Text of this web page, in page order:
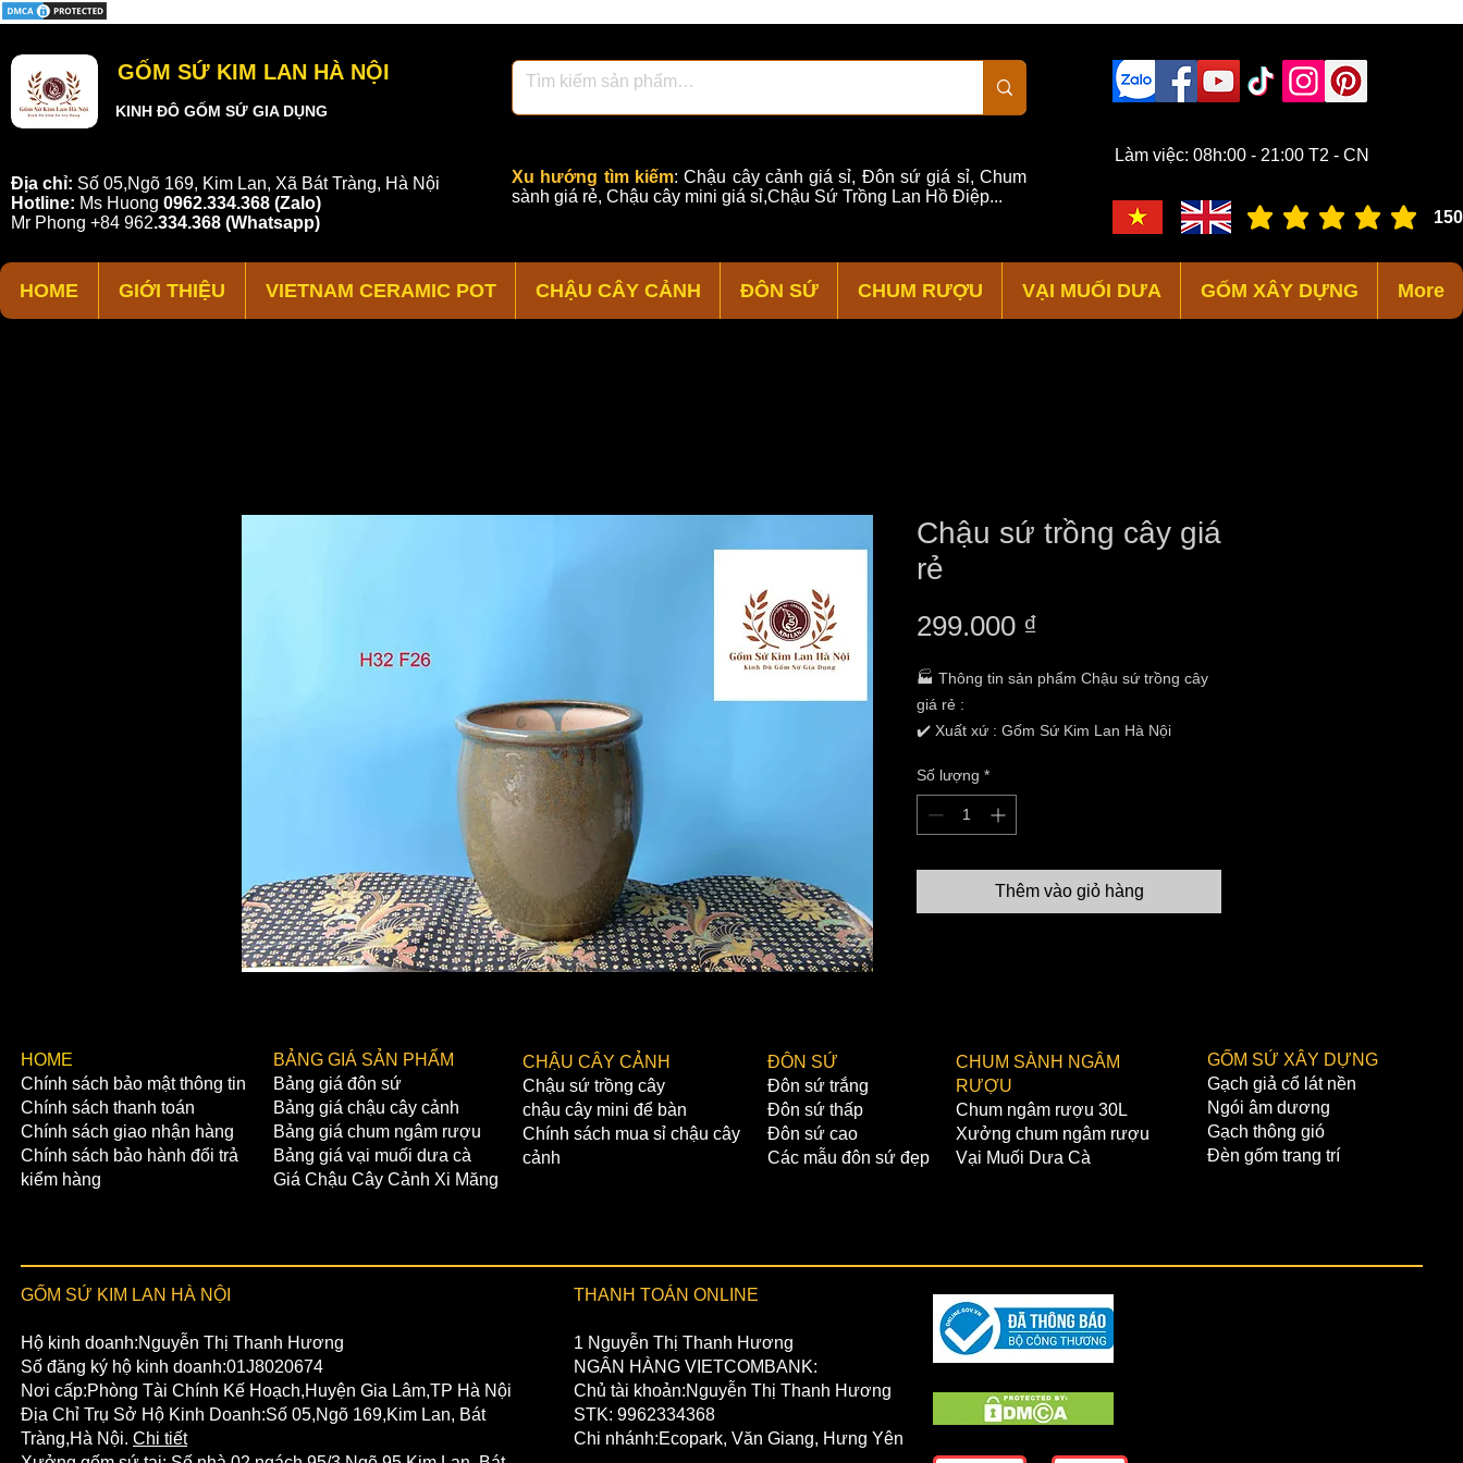
Chậu sứ trồng cây giá
rẻ
299.000 ₫
🏭 Thông tin sản phẩm Chậu sứ trồng cây
giá rẻ :
✔️ Xuất xứ : Gốm Sứ Kim Lan Hà Nội
Hương
✔️ Địa chỉ :Thôn 03 ,Xã Kim Lan,Huyện Gia
Lâm,TP Hà Nội
✔️ Chất liệu: gốm sứ
✔️ Kích thước: H32 F26, H là chiều cao,F
THANH TOÁN ONLINE
✔️1 NGÂN HÀNG VIETCOMBANK:
Chủ tài khoản:Nguyễn Ngọc Phóng
STK: 0021000355051
Số lượng *
Thêm vào giỏ hàng
Làm việc: 08h:00 - 21:00 T2 - CN
Xu hướng tìm kiếm:Chậu cây cảnh giá sỉ, Đôn sứ giá sỉ,Chum
sành giá rẻ, Chậu cây mini giá sỉ,Chậu Sứ Trồng Lan Hồ Điệp...
Địa chỉ: Số 05,Ngõ 169, Kim Lan, Xã Bát Tràng, Hà Nội
Hotline: Ms Huong 0962.334.368 (Zalo)
Mr Phong +84 962.334.368 (Whatsapp)
KINH ĐÔ GỐM SỨ GIA DỤNG
GỐM SỨ KIM LAN HÀ NỘI
HOME GIỚI THIỆU VIETNAM CERAMIC POT CHẬU CÂY CẢNH ĐÔN SỨ CHUM RƯỢU VẠI MUỐI DƯA GỐM XÂY DỰNG More
150
đánh giá trung bình là 3 /
​HOME
Chính sách bảo mật thông tin
Chính sách thanh toán
Chính sách giao nhận hàng
Chính sách bảo hành đổi trả
kiểm hàng
BẢNG GIÁ SẢN PHẨM
Bảng giá đôn sứ
Bảng giá chậu cây cảnh
Bảng giá chum ngâm rượu
Bảng giá vại muối dưa cà
Giá Chậu Cây Cảnh Xi Măng
CHẬU CÂY CẢNH
Chậu sứ trồng cây
chậu cây mini để bàn
Chính sách mua sỉ chậu cây
cảnh
ĐÔN SỨ
Đôn sứ trắng
Đôn sứ thấp
Đôn sứ cao
Các mẫu đôn sứ đẹp
CHUM SÀNH NGÂM
RƯỢU
Chum ngâm rượu 30L
Xưởng chum ngâm rượu
Vại Muối Dưa Cà
GỐM SỨ XÂY DỰNG
Gạch giả cổ lát nền
Ngói âm dương
Gạch thông gió
Đèn gốm trang trí
GỐM SỨ KIM LAN HÀ NỘI
Hộ kinh doanh:Nguyễn Thị Thanh Hương
Số đăng ký hộ kinh doanh:01J8020674
Nơi cấp:Phòng Tài Chính Kế Hoạch,Huyện Gia Lâm,TP Hà Nội
Địa Chỉ Trụ Sở Hộ Kinh Doanh:Số 05,Ngõ 169,Kim Lan, Bát
Tràng,Hà Nội. Chi tiết
THANH TOÁN ONLINE
1 Nguyễn Thị Thanh Hương
NGÂN HÀNG VIETCOMBANK:
Chủ tài khoản:Nguyễn Thị Thanh Hương
STK: 9962334368
Chi nhánh:Ecopark, Văn Giang, Hưng Yên